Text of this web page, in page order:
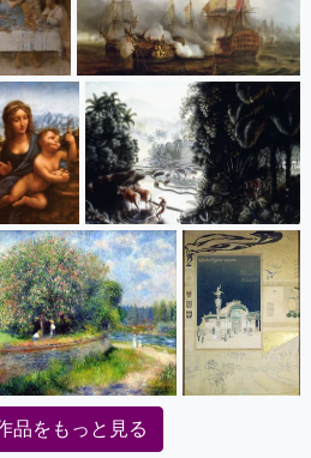
品をもっと見る